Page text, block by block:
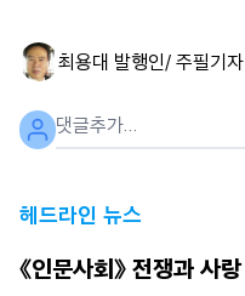
최용대 발행인/ 주필기자
헤드라인 뉴스
《인문사회》 전쟁과 사랑